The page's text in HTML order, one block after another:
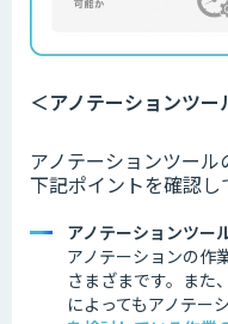
＜アノテーションツ
アノテーションツール
下記ポイントを確認し
アノテーションツー
アノテーションの作
さまざまです。 また
によってもアノテー